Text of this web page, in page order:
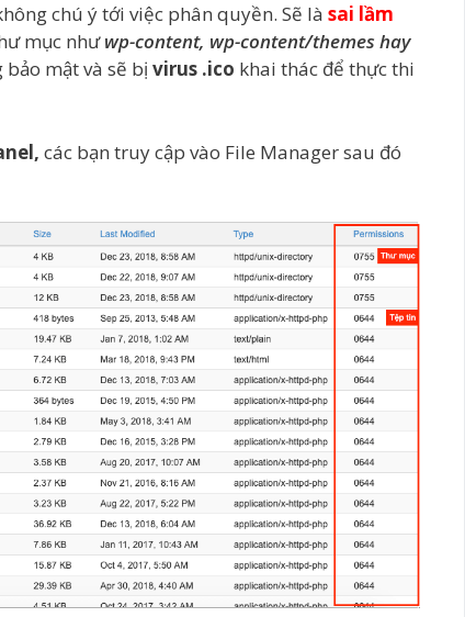
chú ý tới việc phân quyền. Sẽ là sai lầm
mục nhưwp-content, wp-content/themes hay
mật và sẽ bị virus .ico khai thác để thực thi
các bạn truy cập vào File Manager sau đó